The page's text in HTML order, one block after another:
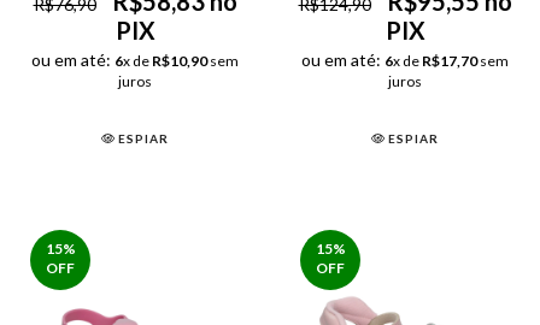
R$76,90
PIX
ou em até: 6x de R$10,90sem
juros
ESPIAR
R$124,90
PIX
ou em até: 6x de R$17,70sem
juros
ESPIAR
15%
OFF
15%
OFF